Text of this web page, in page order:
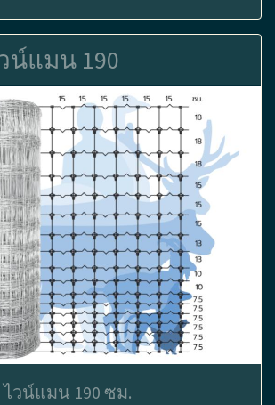
น์แมน 190
วน์แมน 190 ซม.